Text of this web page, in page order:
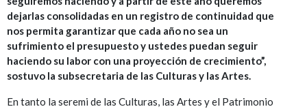
dejarlas consolidadas en un registro de continuidad que
nos permita garantizar que cada año no sea un
sufrimiento el presupuesto y ustedes puedan seguir
haciendo su labor con una proyección de crecimiento”,
sostuvo la subsecretaria de las Culturas y las Artes.
En tanto la seremi de las Culturas, las Artes y el Patrimonio